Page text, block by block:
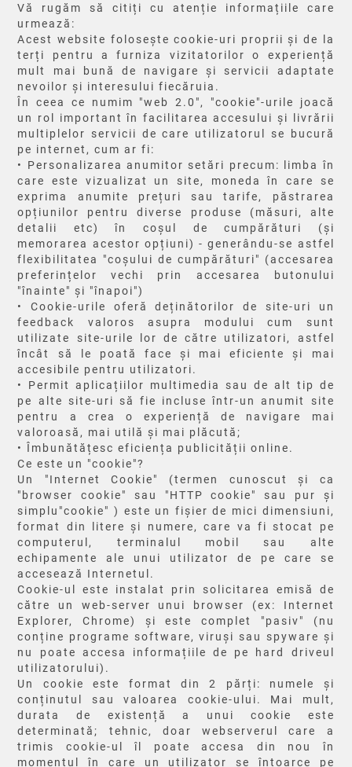
Vă rugăm să citiți cu atenție informațiile care
urmează:
Acest website folosește cookie-uri proprii și de la
terți pentru a furniza vizitatorilor o experiență
mult mai bună de navigare și servicii adaptate
nevoilor și interesului fiecăruia.
În ceea ce numim "web 2.0", "cookie"-urile joacă
un rol important în facilitarea accesului și livrării
multiplelor servicii de care utilizatorul se bucură
pe internet, cum ar fi:
• Personalizarea anumitor setări precum: limba în
care este vizualizat un site, moneda în care se
exprima anumite prețuri sau tarife, păstrarea
opțiunilor pentru diverse produse (măsuri, alte
detalii etc) în coșul de cumpărături (și
memorarea acestor opțiuni) - generându-se astfel
flexibilitatea "coșului de cumpărături" (accesarea
preferințelor vechi prin accesarea butonului
"înainte" și "înapoi")
• Cookie-urile oferă deținătorilor de site-uri un
feedback valoros asupra modului cum sunt
utilizate site-urile lor de către utilizatori, astfel
încât să le poată face și mai eficiente și mai
accesibile pentru utilizatori.
• Permit aplicațiilor multimedia sau de alt tip de
pe alte site-uri să fie incluse într-un anumit site
pentru a crea o experiență de navigare mai
valoroasă, mai utilă și mai plăcută;
• Îmbunătățesc eficiența publicității online.
Ce este un "cookie"?
Un "Internet Cookie" (termen cunoscut și ca
"browser cookie" sau "HTTP cookie" sau pur și
simplu"cookie" ) este un fișier de mici dimensiuni,
format din litere și numere, care va fi stocat pe
computerul, terminalul mobil sau alte
echipamente ale unui utilizator de pe care se
accesează Internetul.
Cookie-ul este instalat prin solicitarea emisă de
către un web-server unui browser (ex: Internet
Explorer, Chrome) și este complet "pasiv" (nu
conține programe software, viruși sau spyware și
nu poate accesa informațiile de pe hard driveul
utilizatorului).
Un cookie este format din 2 părți: numele și
conținutul sau valoarea cookie-ului. Mai mult,
durata de existență a unui cookie este
determinată; tehnic, doar webserverul care a
trimis cookie-ul îl poate accesa din nou în
momentul în care un utilizator se întoarce pe